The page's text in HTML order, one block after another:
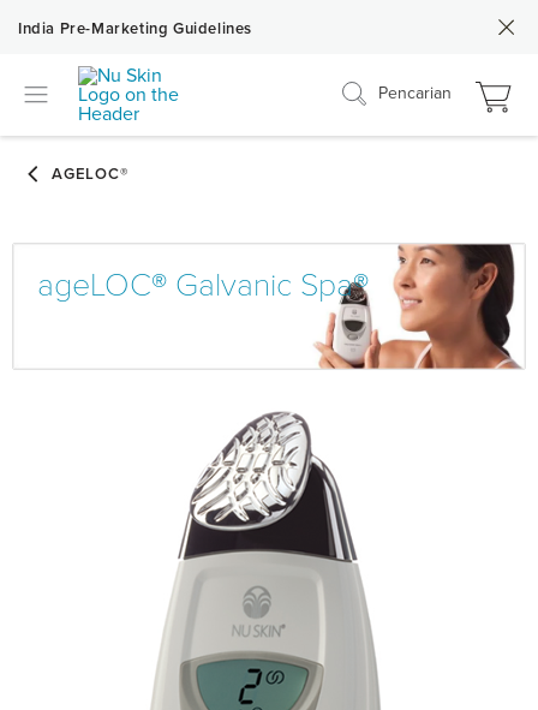
India Pre-Marketing Guidelines
Pencarian
ageLOC® Galvanic Spa®